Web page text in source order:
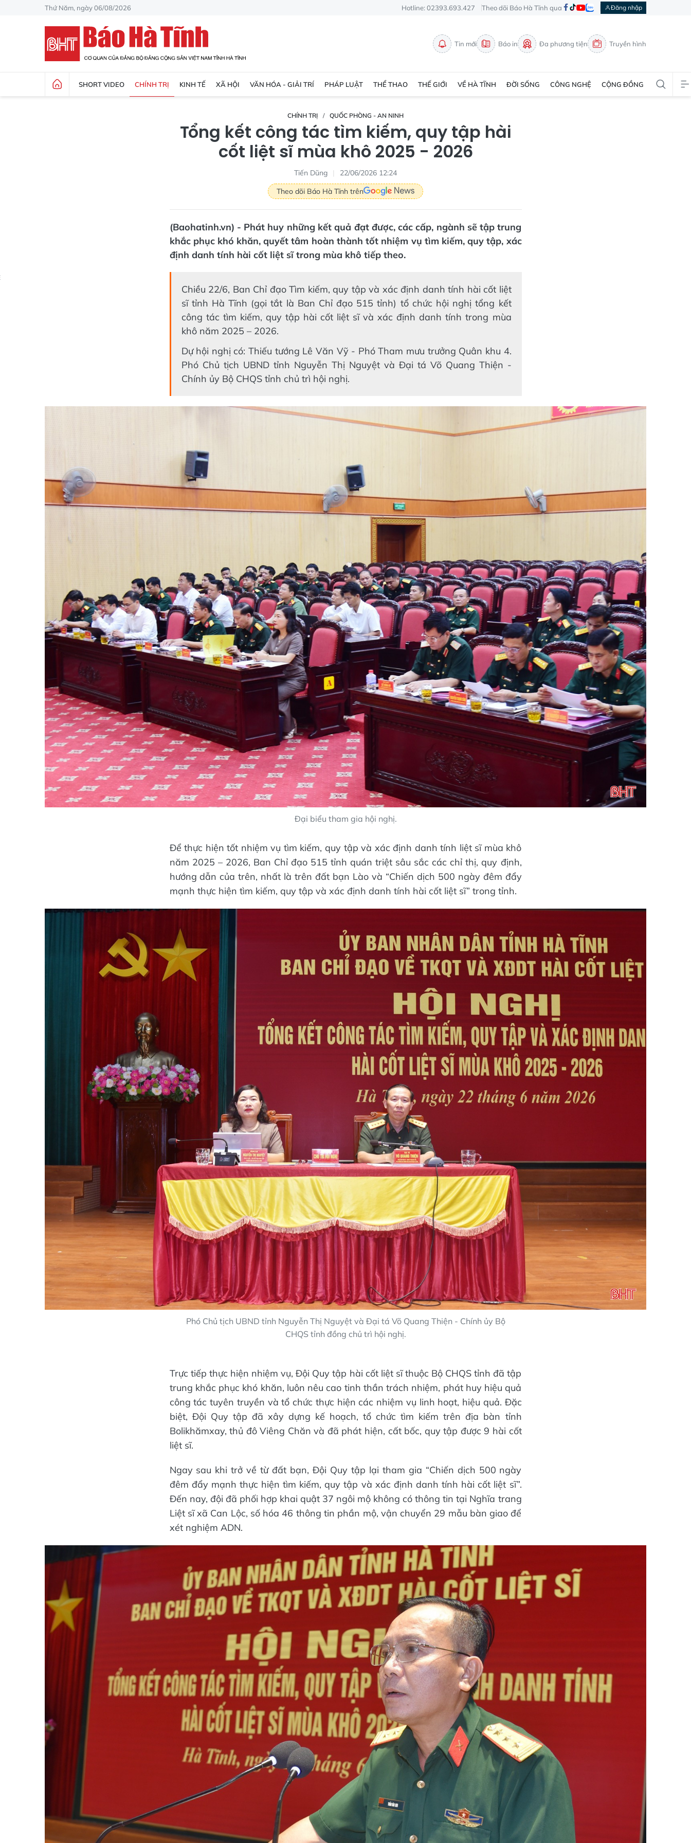
Thứ Năm, ngày 06/08/2026 Hotline: 02393.693.427 Theo dõi Báo Hà Tĩnh qua Đăng nhập
Tin mới Báo in Đa phương tiện Truyền hình
SHORT VIDEO CHÍNH TRỊ KINH TẾ XÃ HỘI VĂN HÓA - GIẢI TRÍ PHÁP LUẬT THỂ THAO THẾ GIỚI VỀ HÀ TĨNH ĐỜI SỐNG CÔNG NGHỆ CỘNG ĐỒNG
CHÍNH TRỊ QUỐC PHÒNG - AN NINH
Tổng kết công tác tìm kiếm, quy tập hài
cốt liệt sĩ mùa khô 2025 - 2026
Tiến Dũng
22/06/2026 12:24
Theo dõi Báo Hà Tĩnh trên
(Baohatinh.vn) - Phát huy những kết quả đạt được, các cấp, ngành sẽ tập trung
khắc phục khó khăn, quyết tâm hoàn thành tốt nhiệm vụ tìm kiếm, quy tập, xác
định danh tính hài cốt liệt sĩ trong mùa khô tiếp theo.
Chiều 22/6, Ban Chỉ đạo Tìm kiếm, quy tập và xác định danh tính hài cốt liệt
sĩ tỉnh Hà Tĩnh (gọi tắt là Ban Chỉ đạo 515 tỉnh) tổ chức hội nghị tổng kết
công tác tìm kiếm, quy tập hài cốt liệt sĩ và xác định danh tính trong mùa
khô năm 2025 – 2026.
Dự hội nghị có: Thiếu tướng Lê Văn Vỹ - Phó Tham mưu trưởng Quân khu 4.
Phó Chủ tịch UBND tỉnh Nguyễn Thị Nguyệt và Đại tá Võ Quang Thiện -
Chính ủy Bộ CHQS tỉnh chủ trì hội nghị.
Đại biểu tham gia hội nghị.
Để thực hiện tốt nhiệm vụ tìm kiếm, quy tập và xác định danh tính liệt sĩ mùa khô
năm 2025 – 2026, Ban Chỉ đạo 515 tỉnh quán triệt sâu sắc các chỉ thị, quy định,
hướng dẫn của trên, nhất là trên đất bạn Lào và “Chiến dịch 500 ngày đêm đẩy
mạnh thực hiện tìm kiếm, quy tập và xác định danh tính hài cốt liệt sĩ” trong tỉnh.
Phó Chủ tịch UBND tỉnh Nguyễn Thị Nguyệt và Đại tá Võ Quang Thiện - Chính ủy Bộ
CHQS tỉnh đồng chủ trì hội nghị.
Trực tiếp thực hiện nhiệm vụ, Đội Quy tập hài cốt liệt sĩ thuộc Bộ CHQS tỉnh đã tập
trung khắc phục khó khăn, luôn nêu cao tinh thần trách nhiệm, phát huy hiệu quả
công tác tuyên truyền và tổ chức thực hiện các nhiệm vụ linh hoạt, hiệu quả. Đặc
biệt, Đội Quy tập đã xây dựng kế hoạch, tổ chức tìm kiếm trên địa bàn tỉnh
Bolikhămxay, thủ đô Viêng Chăn và đã phát hiện, cất bốc, quy tập được 9 hài cốt
liệt sĩ.
Ngay sau khi trở về từ đất bạn, Đội Quy tập lại tham gia “Chiến dịch 500 ngày
đêm đẩy mạnh thực hiện tìm kiếm, quy tập và xác định danh tính hài cốt liệt sĩ”.
Đến nay, đội đã phối hợp khai quật 37 ngôi mộ không có thông tin tại Nghĩa trang
Liệt sĩ xã Can Lộc, số hóa 46 thông tin phần mộ, vận chuyển 29 mẫu bàn giao để
xét nghiệm ADN.